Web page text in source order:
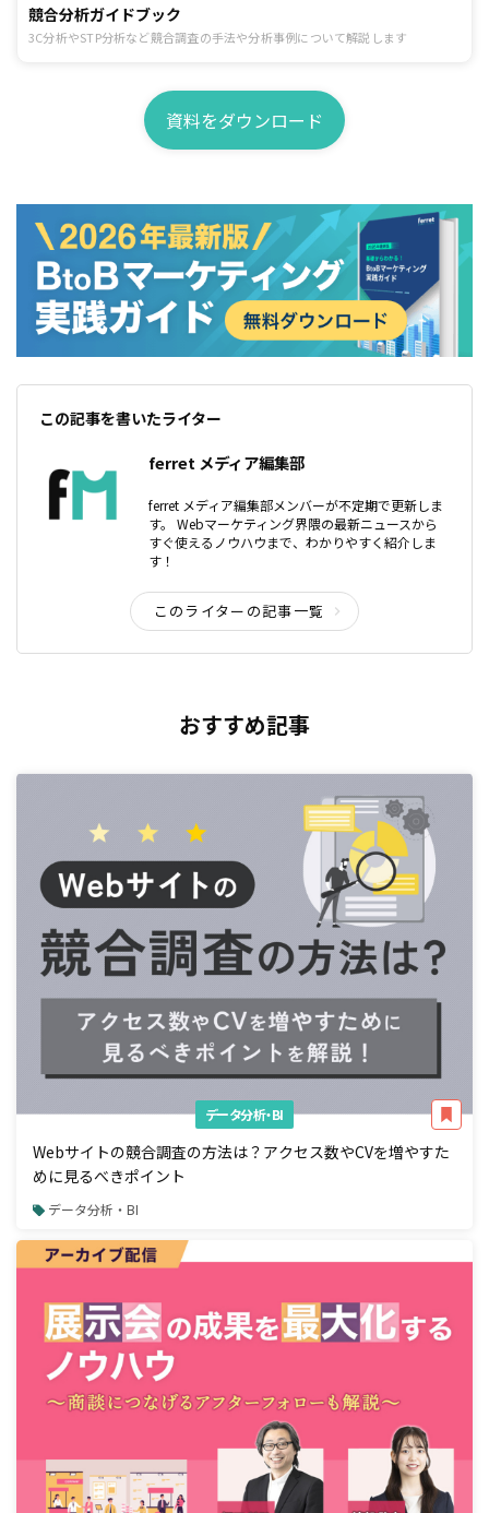
競合分析ガイドブック
3C分析やSTP分析など競合調査の手法や分析事例について解説します
資料をダウンロード
この記事を書いたライター
ferret メディア編集部
ferret メディア編集部メンバーが不定期で更新しま
す。 Webマーケティング界隈の最新ニュースから
すぐ使えるノウハウまで、わかりやすく紹介しま
す！
このライターの記事一覧
おすすめ記事
データ分析・BI
Webサイトの競合調査の方法は？アクセス数やCVを増やすた
めに見るべきポイント
データ分析・BI